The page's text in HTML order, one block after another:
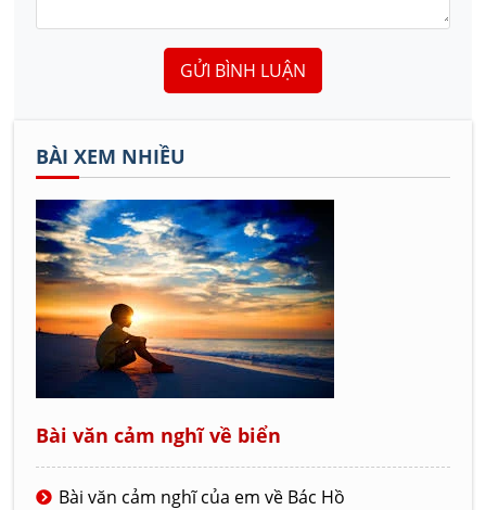
GỬI BÌNH LUẬN
BÀI XEM NHIỀU
Bài văn cảm nghĩ về biển
Bài văn cảm nghĩ của em về Bác Hồ